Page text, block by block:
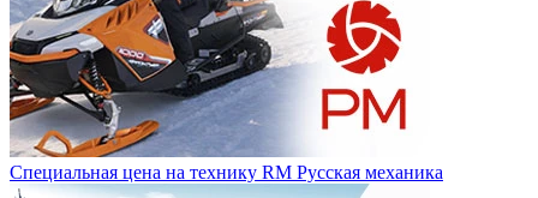
Специальная цена на технику RM Русская механика